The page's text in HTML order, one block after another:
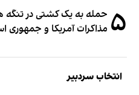
۵ حمله به یک کشتی در تنگه
مذاکرات آمریکا و جمهوری
انتخاب سردبیر